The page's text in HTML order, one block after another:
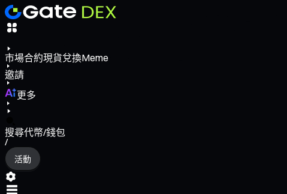
市場合約現貨兌換Meme
邀請
更多
搜尋代幣/錢包
/
活動